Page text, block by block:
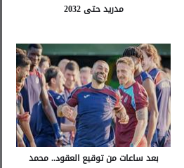
مدريد حتى 2032
بعد ساعات من توقيع العقود.. محمد